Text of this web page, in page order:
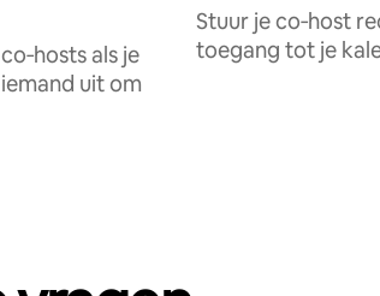
als je
uit om
Stuur je co‑host
toegang tot je